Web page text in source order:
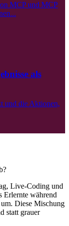
MCP und MCP
als
und die Aktionen,
Live-Coding und
Erlernte während
Diese Mischung
statt grauer